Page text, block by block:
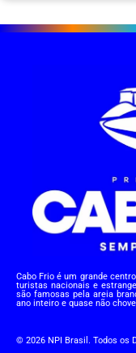
Cabo Frio é um grande
turistas nacionais e
são famosas pela areia
ano inteiro e quase não
© 2026 NPI Brasil. Todos os